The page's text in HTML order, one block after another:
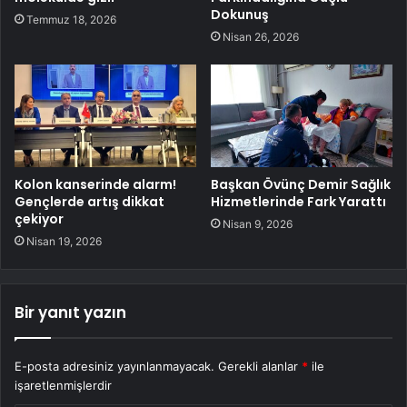
Temmuz 18, 2026
Dokunuş
Nisan 26, 2026
Kolon kanserinde alarm!
Gençlerde artış dikkat
çekiyor
Nisan 19, 2026
Başkan Övünç Demir Sağlık
Hizmetlerinde Fark Yarattı
Nisan 9, 2026
Bir yanıt yazın
E-posta adresiniz yayınlanmayacak. Gerekli alanlar * ile
işaretlenmişlerdir